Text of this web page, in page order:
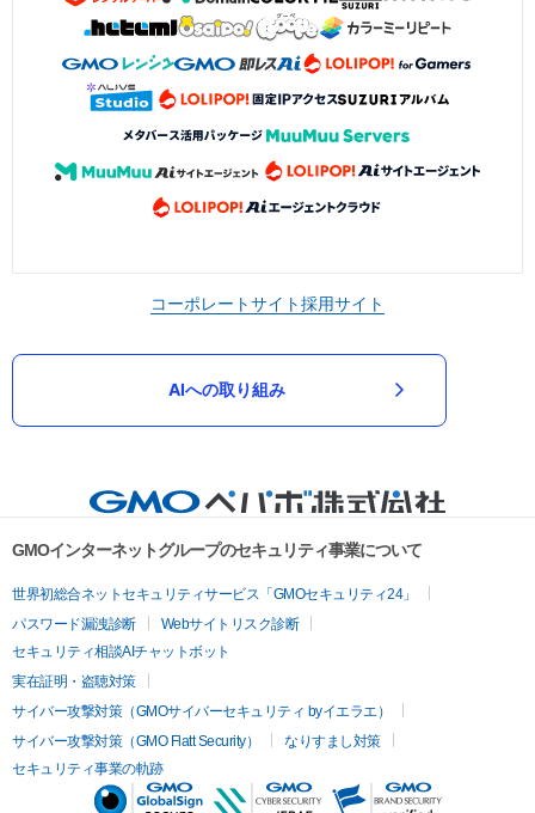
コーポレートサイト採用サイト
AIへの取り組み
GMOインターネットグループのセキュリティ事業について
世界初総合ネットセキュリティサービス「GMOセキュリティ24」
パスワード漏洩診断
Webサイトリスク診断
セキュリティ相談AIチャットボット
実在証明・盗聴対策
サイバー攻撃対策（GMOサイバーセキュリティ byイエラエ）
サイバー攻撃対策（GMO Flatt Security）
なりすまし対策
セキュリティ事業の軌跡